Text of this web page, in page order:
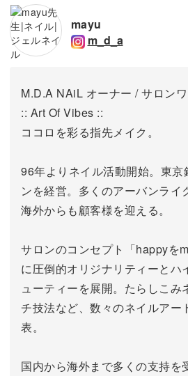
mayu
m_d_a
M.D.A NAiL オーナー / サロン
:: Art Of Vibes ::
ココロを彩る指先メイク。
96年よりネイル活動開始。東京
ンを経営。 多くのアーバンライ
海外からも顧客様を迎える。
サロンのコンセプト「happyを
に圧倒的オリジナリティーとハ
ューティーを展開。 たらしこみ
チ技法など、数々のネイルアー
表。
国内から海外まで多くの支持を